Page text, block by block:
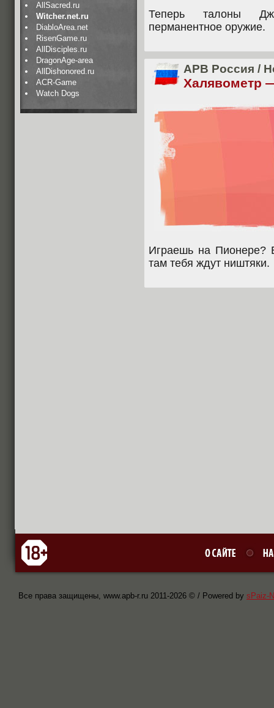
AllSacred.ru
Witcher.net.ru
DiabloArea.net
RisenGame.ru
AllDisciples.ru
DragonAge-area
AllDishonored.ru
ACR-Game
Watch Dogs
Теперь талоны
перманентное оружие.
APB Россия /
Халявометр
Играешь на Пионере?
там тебя ждут ништяки.
Все права защищены, www.apb-r.ru 2011-2026 © / Powered by sPaiz-